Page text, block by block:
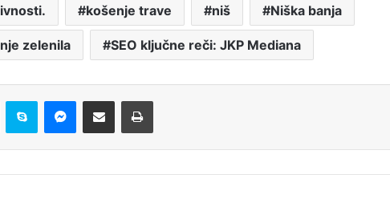
košenje trave niš Niška banja
zelenila SEO ključne reči: JKP Mediana